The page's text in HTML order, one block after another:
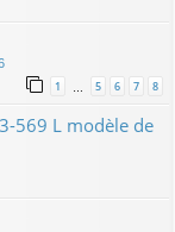
1 … 5 6 7 8
569 L modèle de